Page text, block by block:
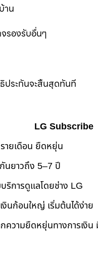
าน
รองรับอื่นๆ
ประกันจะสิ้นสุดทันที
LG Subscribe
ายเดือน ยืดหยุ่น
นยาวถึง 5–7 ปี
ริการดูแลโดยช่าง LG
งินก้อนใหญ่ เริ่มต้นได้ง่าย
ความยืดหยุ่นทางการเงิน